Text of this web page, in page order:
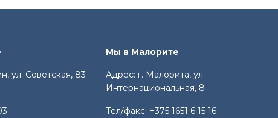
ул. Советская, 83
Мы в Малорите
Адрес: г. Малорита, ул.
Интернациональная, 8
Тел/факс: +375 1651 6 15 16